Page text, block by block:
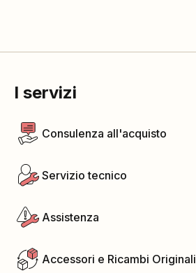
I servizi
Consulenza all'acquisto
Servizio tecnico
Assistenza
Accessori e Ricambi Originali